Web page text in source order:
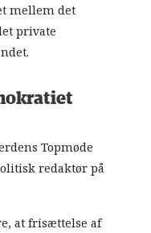
mellem det
private
Topmøde
redaktør på
at frisættelse af